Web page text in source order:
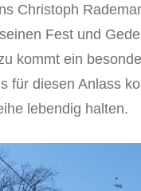
Christoph
Fest und
kommt ein
für diesen Anlass
lebendig halten.